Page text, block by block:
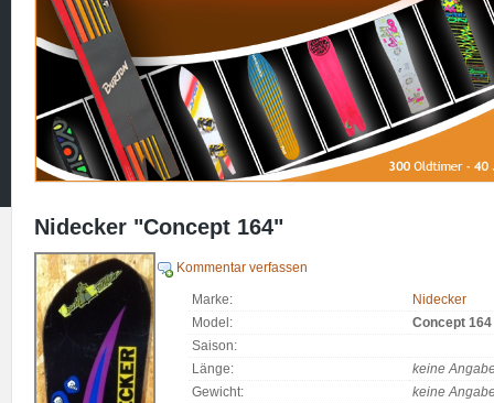
Nidecker "Concept 164"
Kommentar verfassen
Marke:
Nidecker
Model:
Concept 164
Saison:
Länge:
keine
Gewicht:
keine